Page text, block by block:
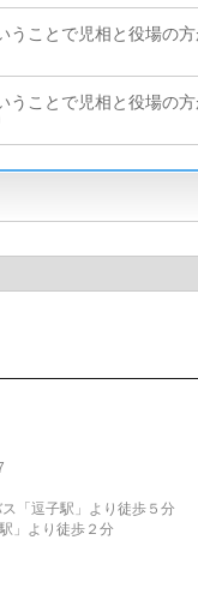
うことで児相と役場の方
うことで児相と役場の方
「逗子駅」より徒歩５分
」より徒歩２分